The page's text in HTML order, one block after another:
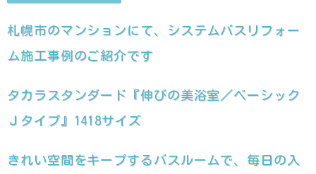
札幌市のマンションにて、システムバスリフォー
ム施工事例のご紹介です
タカラスタンダード『伸びの美浴室／ベーシック
Ｊタイプ』1418サイズ
きれい空間をキープするバスルームで、毎日の入